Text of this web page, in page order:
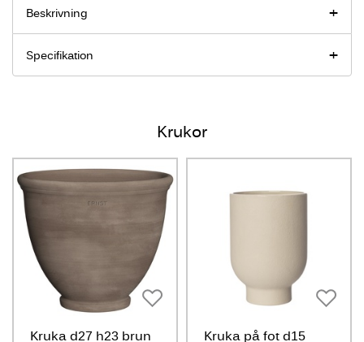
Beskrivning
Specifikation
Krukor
Kruka d27 h23 brun
Kruka på fot d15